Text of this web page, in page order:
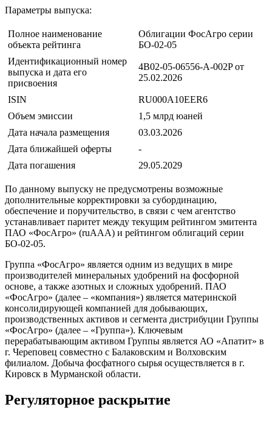
Параметры выпуска:
Полное наименование
объекта рейтинга
Облигации ФосАгро серии
БО-02-05
Идентификационный номер
выпуска и дата его
присвоения
4B02-05-06556-A-002P от
25.02.2026
ISIN
RU000A10EER6
Объем эмиссии
1,5 млрд юаней
Дата начала размещения
03.03.2026
Дата ближайшей оферты
-
Дата погашения
29.05.2029
По данному выпуску не предусмотрены возможные
дополнительные корректировки за субординацию,
обеспечение и поручительство, в связи с чем агентство
устанавливает паритет между текущим рейтингом эмитента
ПАО «ФосАгро» (ruAAA) и рейтингом облигаций серии
БО-02-05.
Группа «ФосАгро» является одним из ведущих в мире
производителей минеральных удобрений на фосфорной
основе, а также азотных и сложных удобрений. ПАО
«ФосАгро» (далее – «компания») является материнской
консолидирующей компанией для добывающих,
производственных активов и сегмента дистрибуции Группы
«ФосАгро» (далее – «Группа»). Ключевым
перерабатывающим активом Группы является АО «Апатит» в
г. Череповец совместно с Балаковским и Волховским
филиалом. Добыча фосфатного сырья осуществляется в г.
Кировск в Мурманской области.
Регуляторное раскрытие